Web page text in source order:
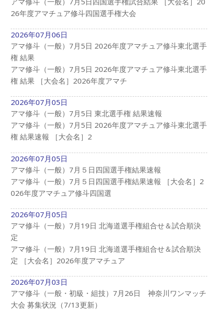
26年度アマチュア修斗四国選手権大会
2026年07月06日
アマ修斗（一般）7月5日 2026年度アマチュア修斗東北選手
権 結果
アマ修斗（一般）7月5日 2026年度アマチュア修斗東北選手
権 結果 ［大会名］2026年度アマチ
2026年07月05日
アマ修斗（一般）7月5日 東北選手権 結果速報
アマ修斗（一般）7月5日 2026年度アマチュア修斗東北選手
権 結果速報 ［大会名］2
2026年07月05日
アマ修斗（一般）7月５日四国選手権結果速報
アマ修斗（一般）7月５日四国選手権結果速報 ［大会名］2
026年度アマチュア修斗四国選
2026年07月05日
アマ修斗（一般）7月19日 北海道選手権組合せ＆試合順決
定
アマ修斗（一般）7月19日 北海道選手権組合せ＆試合順決
定 ［大会名］2026年度アマチュア
2026年07月03日
アマ修斗（一般・初級・組技）7月26日 神奈川ワンマッチ
大会 募集状況（7/13更新）